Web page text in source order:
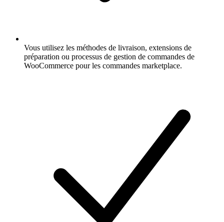
Vous utilisez les méthodes de livraison, extensions de
préparation ou processus de gestion de commandes de
WooCommerce pour les commandes marketplace.